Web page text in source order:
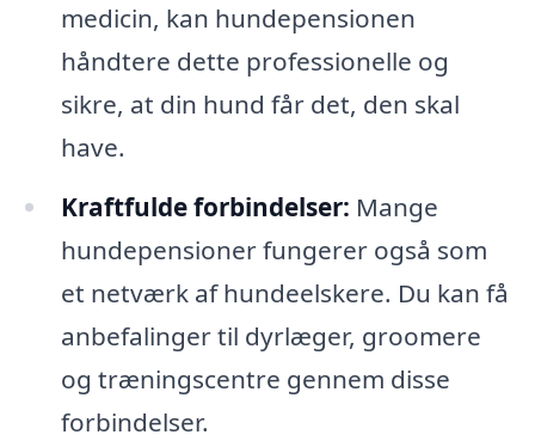
medicin, kan hundepensionen
håndtere dette professionelle og
sikre, at din hund får det, den skal
have.
Kraftfulde forbindelser: Mange
hundepensioner fungerer også som
et netværk af hundeelskere. Du kan få
anbefalinger til dyrlæger, groomere
og træningscentre gennem disse
forbindelser.